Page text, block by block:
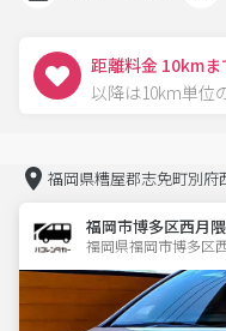
距離料金 10kmま
以降は10km単位
福岡県糟屋郡志免町別府
福岡市博多区西月
福岡県福岡市博多区